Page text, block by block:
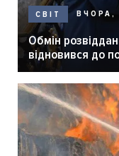
СВІТ ВЧОРА,
Обмін
відновився до